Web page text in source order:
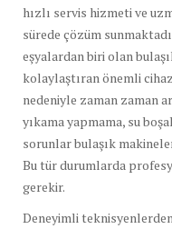
hızlı servis hizmeti ve
sürede çözüm
eşyalardan biri olan
kolaylaştıran önemli
nedeniyle zaman zaman
yıkama yapmama, su
sorunlar bulaşık
Bu tür durumlarda
gerekir.
Deneyimli